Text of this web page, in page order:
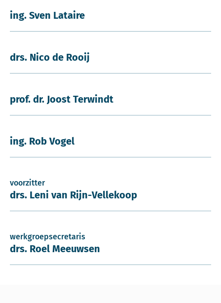
ing. Sven Lataire
drs. Nico de Rooij
prof. dr. Joost Terwindt
ing. Rob Vogel
voorzitter
drs. Leni van Rijn-Vellekoop
werkgroepsecretaris
drs. Roel Meeuwsen